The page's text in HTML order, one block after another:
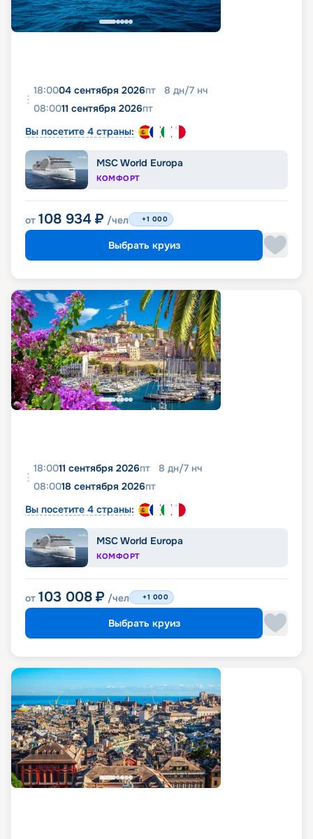
18:0004 сентября 2026пт 8 дн/7 нч
08:0011 сентября 2026пт
Вы посетите 4 страны:
MSC World Europa
КОМФОРТ
от 108 934 ₽ /чел +1 000
Выбрать круиз
18:0011 сентября 2026пт 8 дн/7 нч
08:0018 сентября 2026пт
Вы посетите 4 страны:
MSC World Europa
КОМФОРТ
от 103 008 ₽ /чел +1 000
Выбрать круиз